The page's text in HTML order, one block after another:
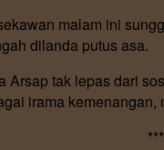
malam ini
dilanda putus asa.
tak lepas dari
irama kemenangan,
***